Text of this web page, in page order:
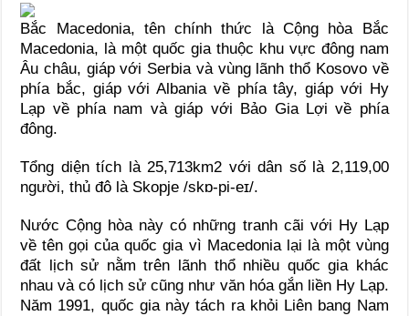
Bắc Macedonia, tên chính thức là Cộng hòa Bắc
Macedonia, là một quốc gia thuộc khu vực đông nam
Âu châu, giáp với Serbia và vùng lãnh thổ Kosovo về
phía bắc, giáp với Albania về phía tây, giáp với Hy
Lạp về phía nam và giáp với Bảo Gia Lợi về phía
đông.
Tổng diện tích là 25,713km2 với dân số là 2,119,00
người, thủ đô là Skopje /skɒ-pi-eɪ/.
Nước Cộng hòa này có những tranh cãi với Hy Lạp
về tên gọi của quốc gia vì Macedonia lại là một vùng
đất lịch sử nằm trên lãnh thổ nhiều quốc gia khác
nhau và có lịch sử cũng như văn hóa gắn liền Hy Lạp.
Năm 1991, quốc gia này tách ra khỏi Liên bang Nam